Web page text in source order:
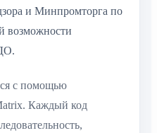
и Минпромторга по
возможности
с помощью
Каждый код